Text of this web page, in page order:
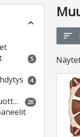
expand_less
5
4
20
sort